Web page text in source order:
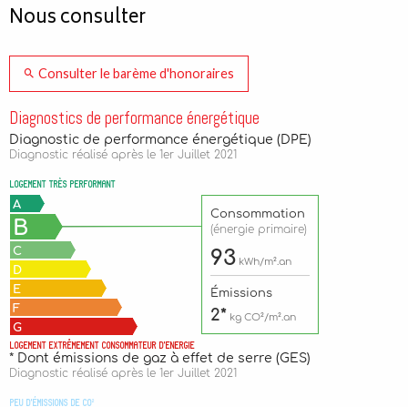
Nous consulter
Consulter le barème d'honoraires
Diagnostics de performance énergétique